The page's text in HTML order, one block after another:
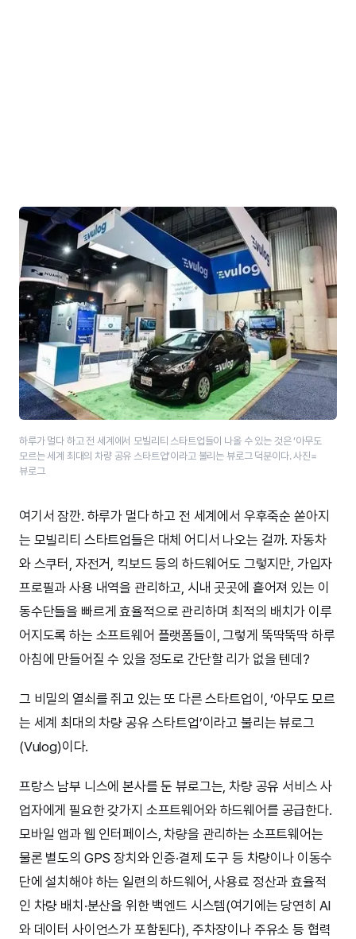
하루가 멀다 하고 전 세계에서 모빌리티 스타트업들이 나올 수 있는 것은 ‘아무도
모르는 세계 최대의 차량 공유 스타트업’이라고 불리는 뷰로그 덕분이다. 사진=
뷰로그
여기서 잠깐. 하루가 멀다 하고 전 세계에서 우후죽순 쏟아지
는 모빌리티 스타트업들은 대체 어디서 나오는 걸까. 자동차
와 스쿠터, 자전거, 킥보드 등의 하드웨어도 그렇지만, 가입자
프로필과 사용 내역을 관리하고, 시내 곳곳에 흩어져 있는 이
동수단들을 빠르게 효율적으로 관리하며 최적의 배치가 이루
어지도록 하는 소프트웨어 플랫폼들이, 그렇게 뚝딱뚝딱 하루
아침에 만들어질 수 있을 정도로 간단할 리가 없을 텐데?
그 비밀의 열쇠를 쥐고 있는 또 다른 스타트업이, ‘아무도 모르
는 세계 최대의 차량 공유 스타트업’이라고 불리는 뷰로그
(Vulog)이다.
프랑스 남부 니스에 본사를 둔 뷰로그는, 차량 공유 서비스 사
업자에게 필요한 갖가지 소프트웨어와 하드웨어를 공급한다.
모바일 앱과 웹 인터페이스, 차량을 관리하는 소프트웨어는
물론 별도의 GPS 장치와 인증·결제 도구 등 차량이나 이동수
단에 설치해야 하는 일련의 하드웨어, 사용료 정산과 효율적
인 차량 배치·분산을 위한 백엔드 시스템(여기에는 당연히 AI
와 데이터 사이언스가 포함된다), 주차장이나 주유소 등 협력